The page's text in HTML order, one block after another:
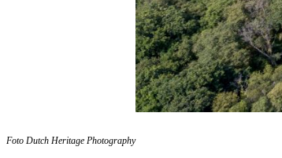
Foto Dutch Heritage Photography